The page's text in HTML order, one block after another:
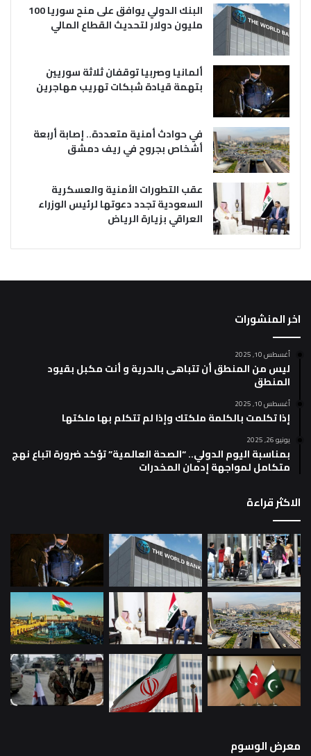
البنك الدولي يوافق على منح سوريا 100
مليون دولار لتحديث القطاع المالي
ألمانيا وصربيا توقفان ثلاثة سوريين
بتهمة قيادة شبكات تهريب مهاجرين
في حوادث أمنية متعددة.. إصابة أربعة
أشخاص بجروح في ريف دمشق
عقب التطورات الأمنية والعسكرية
السعودية تجدد دعوتها لرئيس الوزراء
العراقي بزيارة الرياض
اخر المنشورات
أغسطس 10, 2025
ليس من المنطق أن تتباهى بالحرية و أنت مكبل بقيود
المنطق
أغسطس 10, 2025
إذا تكلمت بالكلمة ملكتك وإذا لم تتكلم بها ملكتها
يونيو 26, 2025
بمناسبة اليوم الدولي.. “الصحة العالمية” تؤكد ضرورة اتباع نهج
متكامل لمواجهة إدمان المخدرات
الاكثر قراءة
معرض الوسوم